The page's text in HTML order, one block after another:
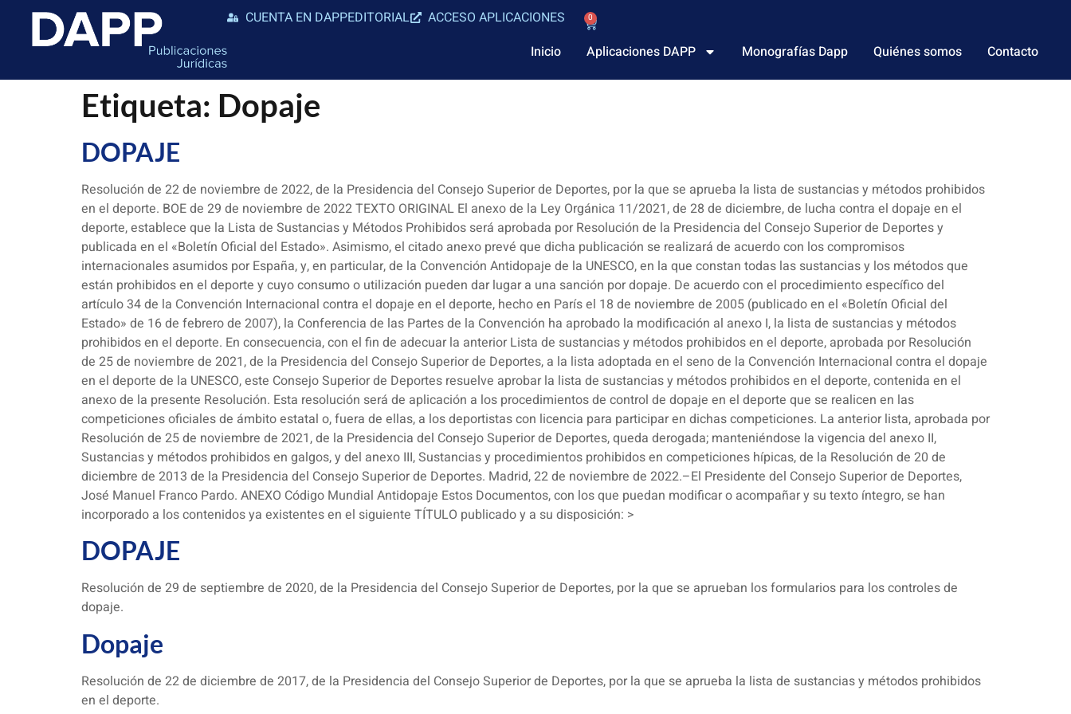
CUENTA EN DAPPEDITORIAL ACCESO APLICACIONES 0
Inicio Aplicaciones DAPP Monografías Dapp Quiénes somos Contacto
Etiqueta: Dopaje
DOPAJE
Resolución de 22 de noviembre de 2022, de la Presidencia del Consejo Superior de Deportes, por la que se aprueba la lista de sustancias y métodos prohibidos
en el deporte. BOE de 29 de noviembre de 2022 TEXTO ORIGINAL El anexo de la Ley Orgánica 11/2021, de 28 de diciembre, de lucha contra el dopaje en el
deporte, establece que la Lista de Sustancias y Métodos Prohibidos será aprobada por Resolución de la Presidencia del Consejo Superior de Deportes y
publicada en el «Boletín Oficial del Estado». Asimismo, el citado anexo prevé que dicha publicación se realizará de acuerdo con los compromisos
internacionales asumidos por España, y, en particular, de la Convención Antidopaje de la UNESCO, en la que constan todas las sustancias y los métodos que
están prohibidos en el deporte y cuyo consumo o utilización pueden dar lugar a una sanción por dopaje. De acuerdo con el procedimiento específico del
artículo 34 de la Convención Internacional contra el dopaje en el deporte, hecho en París el 18 de noviembre de 2005 (publicado en el «Boletín Oficial del
Estado» de 16 de febrero de 2007), la Conferencia de las Partes de la Convención ha aprobado la modificación al anexo I, la lista de sustancias y métodos
prohibidos en el deporte. En consecuencia, con el fin de adecuar la anterior Lista de sustancias y métodos prohibidos en el deporte, aprobada por Resolución
de 25 de noviembre de 2021, de la Presidencia del Consejo Superior de Deportes, a la lista adoptada en el seno de la Convención Internacional contra el dopaje
en el deporte de la UNESCO, este Consejo Superior de Deportes resuelve aprobar la lista de sustancias y métodos prohibidos en el deporte, contenida en el
anexo de la presente Resolución. Esta resolución será de aplicación a los procedimientos de control de dopaje en el deporte que se realicen en las
competiciones oficiales de ámbito estatal o, fuera de ellas, a los deportistas con licencia para participar en dichas competiciones. La anterior lista, aprobada por
Resolución de 25 de noviembre de 2021, de la Presidencia del Consejo Superior de Deportes, queda derogada; manteniéndose la vigencia del anexo II,
Sustancias y métodos prohibidos en galgos, y del anexo III, Sustancias y procedimientos prohibidos en competiciones hípicas, de la Resolución de 20 de
diciembre de 2013 de la Presidencia del Consejo Superior de Deportes. Madrid, 22 de noviembre de 2022.–El Presidente del Consejo Superior de Deportes,
José Manuel Franco Pardo. ANEXO Código Mundial Antidopaje Estos Documentos, con los que puedan modificar o acompañar y su texto íntegro, se han
incorporado a los contenidos ya existentes en el siguiente TÍTULO publicado y a su disposición: >
DOPAJE
Resolución de 29 de septiembre de 2020, de la Presidencia del Consejo Superior de Deportes, por la que se aprueban los formularios para los controles de
dopaje.
Dopaje
Resolución de 22 de diciembre de 2017, de la Presidencia del Consejo Superior de Deportes, por la que se aprueba la lista de sustancias y métodos prohibidos
en el deporte.